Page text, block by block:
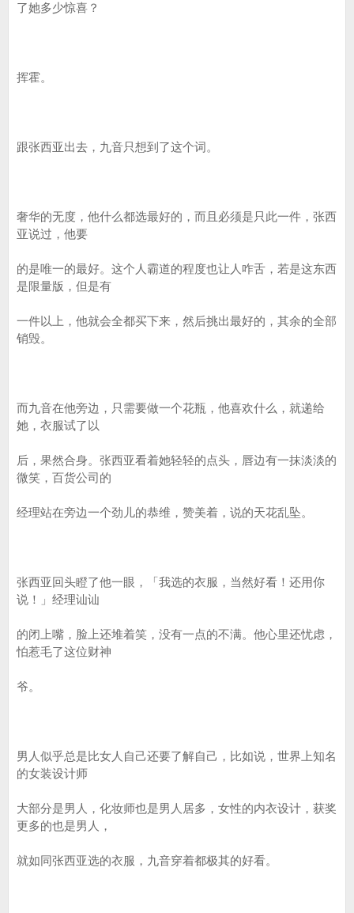
了她多少惊喜？
挥霍。
跟张西亚出去，九音只想到了这个词。
奢华的无度，他什么都选最好的，而且必须是只此一件，张西
亚说过，他要
的是唯一的最好。这个人霸道的程度也让人咋舌，若是这东西
是限量版，但是有
一件以上，他就会全都买下来，然后挑出最好的，其余的全部
销毁。
而九音在他旁边，只需要做一个花瓶，他喜欢什么，就递给
她，衣服试了以
后，果然合身。张西亚看着她轻轻的点头，唇边有一抹淡淡的
微笑，百货公司的
经理站在旁边一个劲儿的恭维，赞美着，说的天花乱坠。
张西亚回头瞪了他一眼，「我选的衣服，当然好看！还用你
说！」经理讪讪
的闭上嘴，脸上还堆着笑，没有一点的不满。他心里还忧虑，
怕惹毛了这位财神
爷。
男人似乎总是比女人自己还要了解自己，比如说，世界上知名
的女装设计师
大部分是男人，化妆师也是男人居多，女性的内衣设计，获奖
更多的也是男人，
就如同张西亚选的衣服，九音穿着都极其的好看。